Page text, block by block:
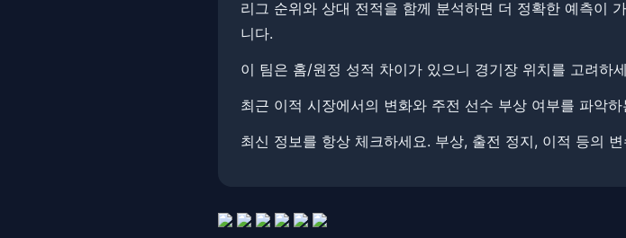
리그 순위와 상대 전적을 함께 분석하면 더 정확한 예측이
니다.
이 팀은 홈/원정 성적 차이가 있으니 경기장 위치를 고려하
최근 이적 시장에서의 변화와 주전 선수 부상 여부를 파악
최신 정보를 항상 체크하세요. ​부상, 출전 정지, 이적 등의